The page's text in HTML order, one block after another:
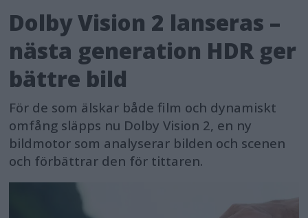
Dolby Vision 2 lanseras –
nästa generation HDR ger
bättre bild
För de som älskar både film och dynamiskt
omfång släpps nu Dolby Vision 2, en ny
bildmotor som analyserar bilden och scenen
och förbättrar den för tittaren.